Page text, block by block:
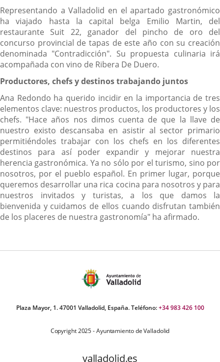
Representando a Valladolid en el apartado gastronómico
ha viajado hasta la capital belga Emilio Martin, del
restaurante Suit 22, ganador del pincho de oro del
concurso provincial de tapas de este año con su creación
denominada "Contradicción". Su propuesta culinaria irá
acompañada con vino de Ribera De Duero.
Productores, chefs y destinos trabajando juntos
Ana Redondo ha querido incidir en la importancia de tres
elementos clave: nuestros productos, los productores y los
chefs. "Hace años nos dimos cuenta de que la llave de
nuestro existo descansaba en asistir al sector primario
permitiéndoles trabajar con los chefs en los diferentes
destinos para así poder expandir y mejorar nuestra
herencia gastronómica. Ya no sólo por el turismo, sino por
nosotros, por el pueblo español. En primer lugar, porque
queremos desarrollar una rica cocina para nosotros y para
nuestros invitados y turistas, a los que damos la
bienvenida y cuidamos de ellos cuando disfrutan también
de los placeres de nuestra gastronomía" ha afirmado.
Plaza Mayor, 1. 47001 Valladolid, España. Teléfono:+34 983 426 100
Copyright 2025 - Ayuntamiento de Valladolid
valladolid.es